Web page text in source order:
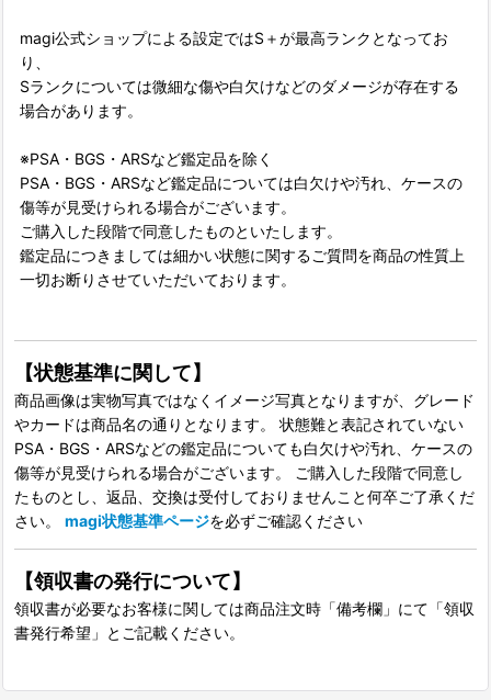
magi公式ショップによる設定ではS＋が最高ランクとなってお
り、
Sランクについては微細な傷や白欠けなどのダメージが存在する
場合があります。
※PSA・BGS・ARSなど鑑定品を除く
PSA・BGS・ARSなど鑑定品については白欠けや汚れ、ケースの
傷等が見受けられる場合がございます。
ご購入した段階で同意したものといたします。
鑑定品につきましては細かい状態に関するご質問を商品の性質上
一切お断りさせていただいております。
【状態基準に関して】
商品画像は実物写真ではなくイメージ写真となりますが、グレード
やカードは商品名の通りとなります。 状態難と表記されていない
PSA・BGS・ARSなどの鑑定品についても白欠けや汚れ、ケースの
傷等が見受けられる場合がございます。 ご購入した段階で同意し
たものとし、返品、交換は受付しておりませんこと何卒ご了承くだ
さい。 magi状態基準ページを必ずご確認ください
【領収書の発行について】
領収書が必要なお客様に関しては商品注文時「備考欄」にて「領収
書発行希望」とご記載ください。